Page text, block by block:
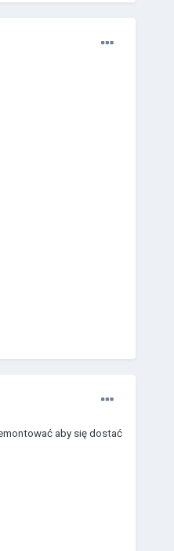
aby się dostać